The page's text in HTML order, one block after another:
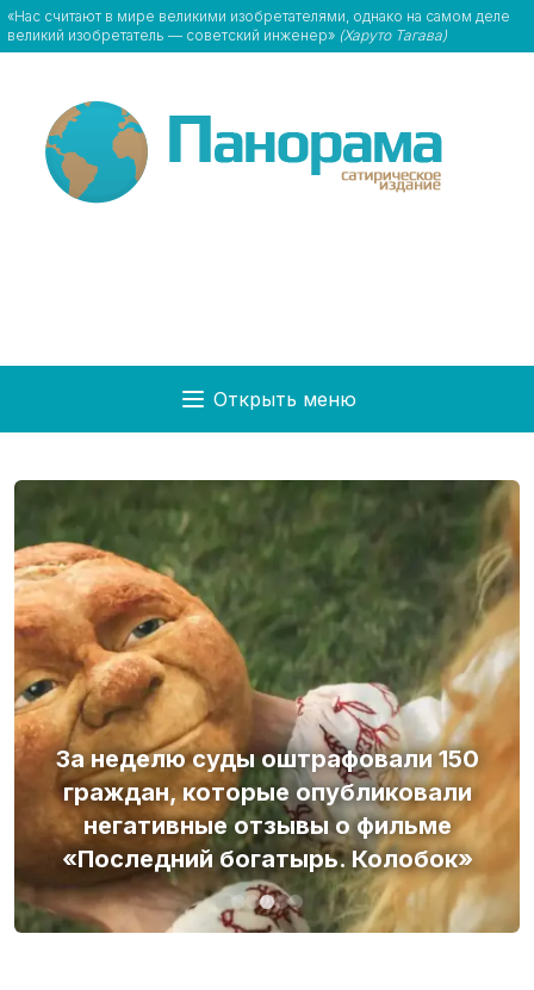
«Нас считают в мире великими изобретателями, однако на самом деле
великий изобретатель — советский инженер» (Харуто Тагава)
Открыть меню
За неделю суды оштрафовали 150
граждан, которые опубликовали
негативные отзывы о фильме
«Последний богатырь. Колобок»